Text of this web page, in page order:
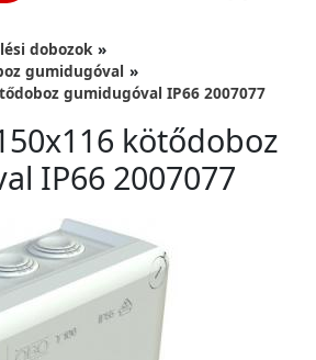
dobozok
gumidugóval
gumidugóval IP66 2007077
kötődoboz
IP66 2007077